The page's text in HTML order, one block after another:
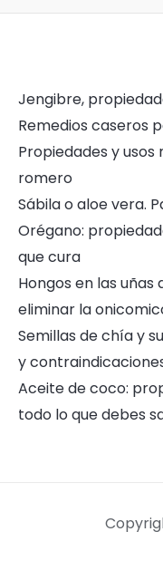
Jengibre,
Remedios caseros
Propiedades y
romero
Sábila o aloe vera.
Orégano:
que cura
Hongos en las uñas
eliminar la
Semillas de chía y
y
Aceite de coco:
todo lo que debes